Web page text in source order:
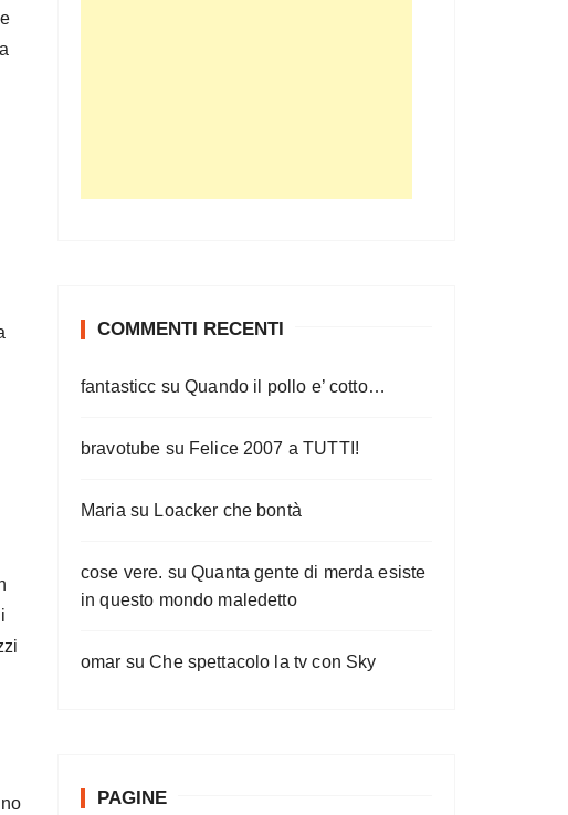
COMMENTI RECENTI
fantasticc suQuando il pollo e’ cotto…
bravotube su Felice 2007 a TUTTI!
Maria su Loacker che bontà
cose vere. suQuanta gente di merda esiste
in questo mondo maledetto
omar suChe spettacolo la tv con Sky
PAGINE